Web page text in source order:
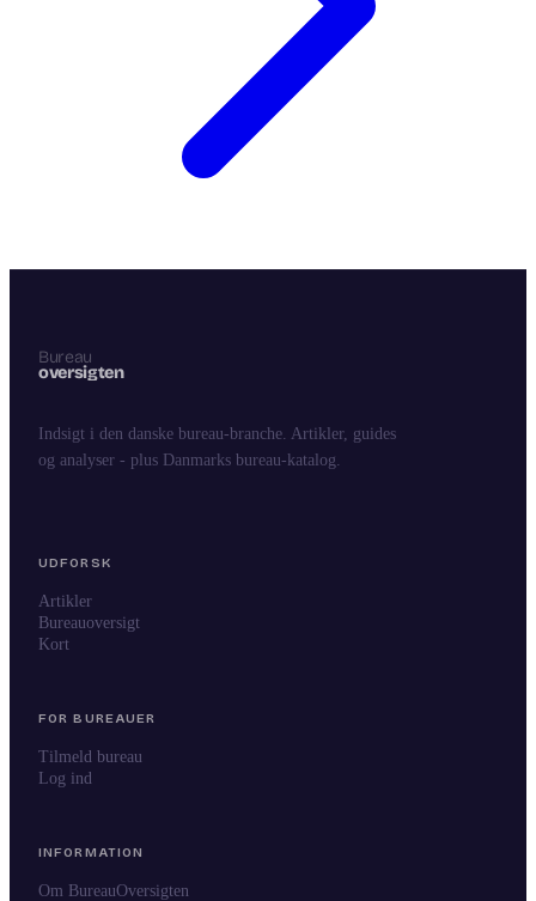
Indsigt i den danske bureau-branche. Artikler, guides
og analyser - plus Danmarks bureau-katalog.
UDFORSK
Artikler
Bureauoversigt
Kort
FOR BUREAUER
Tilmeld bureau
Log ind
INFORMATION
Om BureauOversigten